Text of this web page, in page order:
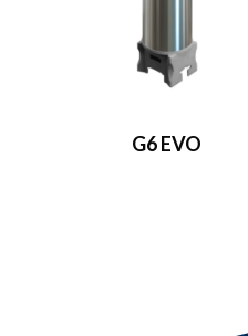
G6 EVO